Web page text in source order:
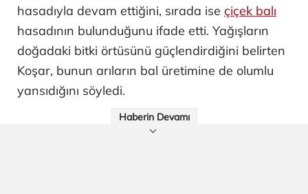
hasadıyla devam ettiğini, sırada ise çiçek balı
hasadının bulunduğunu ifade etti. Yağışların
doğadaki bitki örtüsünü güçlendirdiğini belirten
Koşar, bunun arıların bal üretimine de olumlu
yansıdığını söyledi.
Haberin Devamı